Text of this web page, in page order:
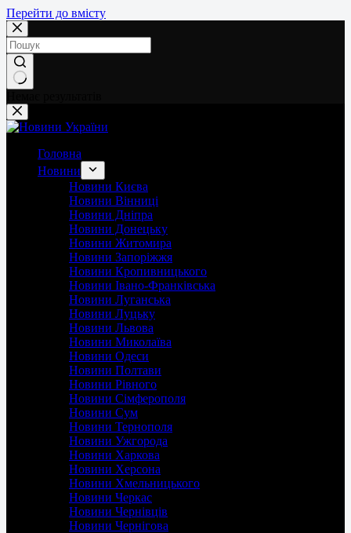
Перейти до вмісту
Головна
Новини
Новини Києва
Новини Вінниці
Новини Дніпра
Новини Донецьку
Новини Житомира
Новини Запоріжжя
Новини Кропивницького
Новини Івано-Франківська
Новини Луганська
Новини Луцьку
Новини Львова
Новини Миколаїва
Новини Одеси
Новини Полтави
Новини Рівного
Новини Сімферополя
Новини Сум
Новини Тернополя
Новини Ужгорода
Новини Харкова
Новини Херсона
Новини Хмельницького
Новини Черкас
Новини Чернівців
Новини Чернігова